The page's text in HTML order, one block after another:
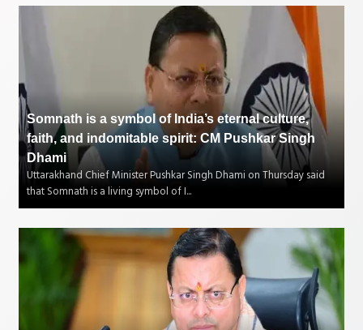
Somnath is a symbol of India’s eternal culture,
faith, and indomitable spirit: CM Pushkar Singh
Dhami
Uttarakhand Chief Minister Pushkar Singh Dhami on Thursday said
that Somnath is a living symbol of I...